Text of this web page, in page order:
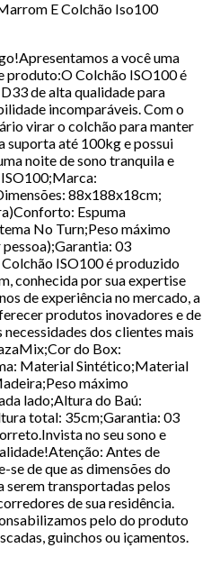
E Colchão Iso100
a você uma
produto:O Colchão ISO100 é
de alta qualidade para
incomparáveis. Com o
virar o colchão para manter
suporta até 100kg e possui
noite de sono tranquila e
88x188x18cm;
Espuma
No Turn;Peso máximo
03
ISO100 é produzido
conhecida por sua expertise
de experiência no mercado, a
produtos inovadores e de
dos clientes mais
do Box:
Material Sintético;Material
máximo
lado;Altura do Baú:
total: 35cm;Garantia: 03
no seu sono e
Antes de
de que as dimensões do
serem transportadas pelos
de sua residência.
pelo do produto
guinchos ou içamentos.